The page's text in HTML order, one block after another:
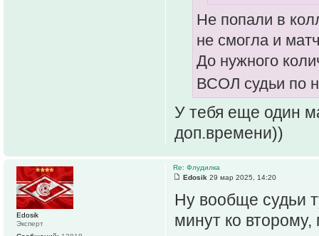
Не попали в
не смогла и
До нужного
ВСОЛ судьи по
У тебя еще один
доп.времени))
Re: Флудилка
Edosik 29 мар 2025, 14:20
Ну вообще судьи
минут ко
Edosik
Эксперт